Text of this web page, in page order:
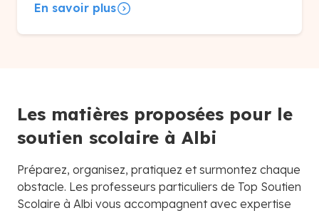
En savoir plus
Les matières proposées pour le
soutien scolaire à Albi
Préparez, organisez, pratiquez et surmontez chaque
obstacle. Les professeurs particuliers de Top Soutien
Scolaire à Albi vous accompagnent avec expertise